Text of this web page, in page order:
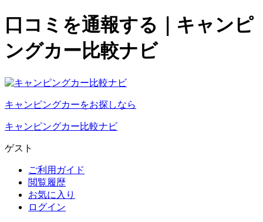
口コミを通報する｜キャンピ
ングカー比較ナビ
キャンピングカーをお探しなら
キャンピングカー比較ナビ
ゲスト
ご利用ガイド
閲覧履歴
お気に入り
ログイン